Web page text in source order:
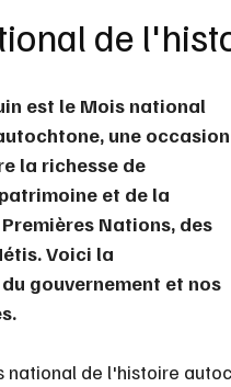
de
est le Mois national
une occasion
la richesse de
et de la
Nations, des
Voici la
gouvernement et nos
national de l'histoire